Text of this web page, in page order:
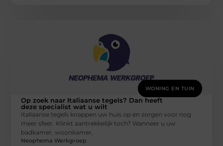
WONING EN TUIN
Op zoek naar Italiaanse tegels? Dan heeft
deze specialist wat u wilt
Italiaanse tegels knappen uw huis op en zorgen voor nog
meer sfeer. Klinkt aantrekkelijk toch? Wanneer u uw
badkamer, woonkamer,
Neophema Werkgroep